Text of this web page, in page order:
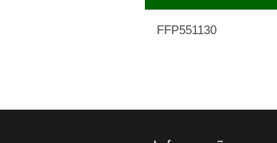
FFP551130